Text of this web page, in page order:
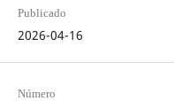
Publicado
2026-04-16
Número